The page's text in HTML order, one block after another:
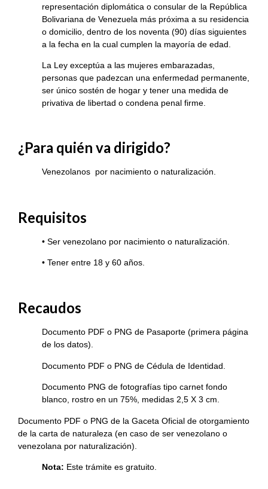
representación diplomática o consular de la República
Bolivariana de Venezuela más próxima a su residencia
o domicilio, dentro de los noventa (90) días siguientes
a la fecha en la cual cumplen la mayoría de edad.
La Ley exceptúa a las mujeres embarazadas,
personas que padezcan una enfermedad permanente,
ser único sostén de hogar y tener una medida de
privativa de libertad o condena penal firme.
¿Para quién va dirigido?
Venezolanos por nacimiento o naturalización.
Requisitos
• Ser venezolano por nacimiento o naturalización.
• Tener entre 18 y 60 años.
Recaudos
Documento PDF o PNG de Pasaporte (primera página
de los datos).
Documento PDF o PNG de Cédula de Identidad.
Documento PNG de fotografías tipo carnet fondo
blanco, rostro en un 75%, medidas 2,5 X 3 cm.
Documento PDF o PNG de la Gaceta Oficial de otorgamiento
de la carta de naturaleza (en caso de ser venezolano o
venezolana por naturalización).
Nota: Este trámite es gratuito.